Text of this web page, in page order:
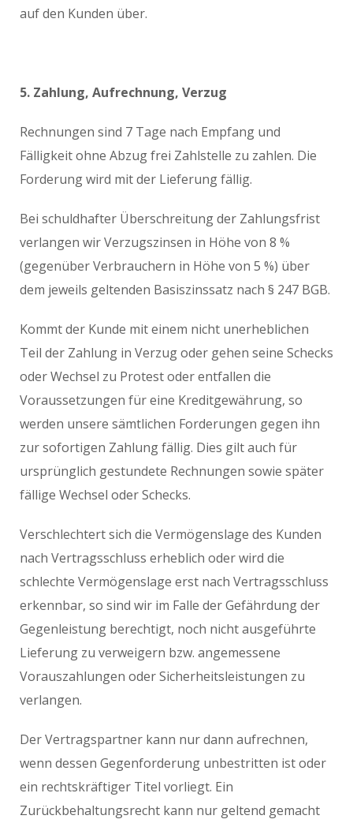
auf den Kunden über.
5. Zahlung, Aufrechnung, Verzug
Rechnungen sind 7 Tage nach Empfang und
Fälligkeit ohne Abzug frei Zahlstelle zu zahlen. Die
Forderung wird mit der Lieferung fällig.
Bei schuldhafter Überschreitung der Zahlungsfrist
verlangen wir Verzugszinsen in Höhe von 8 %
(gegenüber Verbrauchern in Höhe von 5 %) über
dem jeweils geltenden Basiszinssatz nach § 247 BGB.
Kommt der Kunde mit einem nicht unerheblichen
Teil der Zahlung in Verzug oder gehen seine Schecks
oder Wechsel zu Protest oder entfallen die
Voraussetzungen für eine Kreditgewährung, so
werden unsere sämtlichen Forderungen gegen ihn
zur sofortigen Zahlung fällig. Dies gilt auch für
ursprünglich gestundete Rechnungen sowie später
fällige Wechsel oder Schecks.
Verschlechtert sich die Vermögenslage des Kunden
nach Vertragsschluss erheblich oder wird die
schlechte Vermögenslage erst nach Vertragsschluss
erkennbar, so sind wir im Falle der Gefährdung der
Gegenleistung berechtigt, noch nicht ausgeführte
Lieferung zu verweigern bzw. angemessene
Vorauszahlungen oder Sicherheitsleistungen zu
verlangen.
Der Vertragspartner kann nur dann aufrechnen,
wenn dessen Gegenforderung unbestritten ist oder
ein rechtskräftiger Titel vorliegt. Ein
Zurückbehaltungsrecht kann nur geltend gemacht